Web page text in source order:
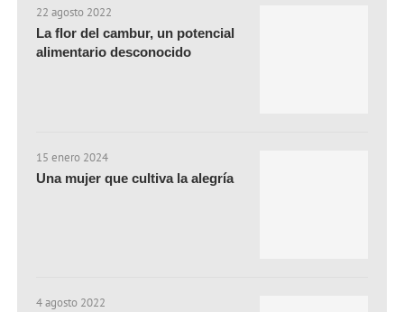
22 agosto 2022
La flor del cambur, un potencial
alimentario desconocido
15 enero 2024
Una mujer que cultiva la alegría
4 agosto 2022